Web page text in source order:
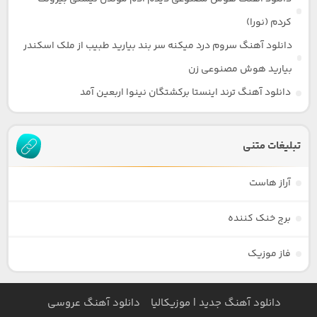
کردم (نورا)
دانلود آهنگ سروم درد میکنه سر بند بیارید طبیب از ملک اسکندر
بیارید هوش مصنوعی زن
دانلود آهنگ ترند اینستا برکشتگان نینوا اربعین آمد
تبلیغات متنی
آراز هاست
برج خنک کننده
فاز موزیک
دانلود آهنگ جدید | موزیکالیا
دانلود آهنگ عروسی